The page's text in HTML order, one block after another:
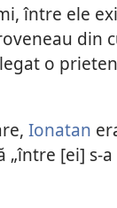
între ele
din
o
Ionatan
„între [ei] s-